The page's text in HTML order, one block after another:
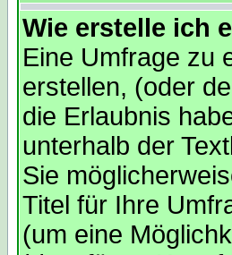
Wie erstelle ich
Eine Umfrage zu
erstellen, (oder
die Erlaubnis
unterhalb der
Sie
Titel für Ihre
(um eine